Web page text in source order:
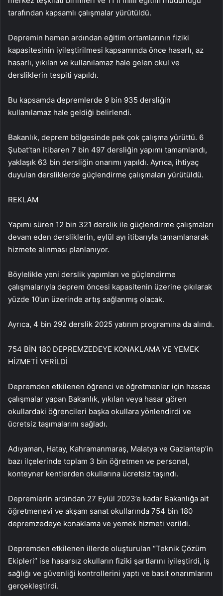
tarafından kapsamlı çalışmalar yürütüldü.
Depremin hemen ardından eğitim ortamlarının fiziki
kapasitesinin iyileştirilmesi kapsamında önce hasarlı, az
hasarlı, yıkılan ve kullanılamaz hale gelen okul ve
dersliklerin tespiti yapıldı.
Bu kapsamda depremlerde 9 bin 935 dersliğin
kullanılamaz hale geldiği belirlendi.
Bakanlık, deprem bölgesinde pek çok çalışma yürüttü. 6
Şubat’tan itibaren 7 bin 497 dersliğin yapımı tamamlandı,
yaklaşık 63 bin dersliğin onarımı yapıldı. Ayrıca, ihtiyaç
duyulan dersliklerde güçlendirme çalışmaları yürütüldü.
REKLAM
Yapımı süren 12 bin 321 derslik ile güçlendirme çalışmaları
devam eden dersliklerin, eylül ayı itibarıyla tamamlanarak
hizmete alınması planlanıyor.
Böylelikle yeni derslik yapımları ve güçlendirme
çalışmalarıyla deprem öncesi kapasitenin üzerine çıkılarak
yüzde 10’un üzerinde artış sağlanmış olacak.
Ayrıca, 4 bin 292 derslik 2025 yatırım programına da alındı.
754 BİN 180 DEPREMZEDEYE KONAKLAMA VE YEMEK
HİZMETİ VERİLDİ
Depremden etkilenen öğrenci ve öğretmenler için hassas
çalışmalar yapan Bakanlık, yıkılan veya hasar gören
okullardaki öğrencileri başka okullara yönlendirdi ve
ücretsiz taşımalarını sağladı.
Adıyaman, Hatay, Kahramanmaraş, Malatya ve Gaziantep’in
bazı ilçelerinde toplam 3 bin öğretmen ve personel,
konteyner kentlerden okullarına ücretsiz taşındı.
Depremlerin ardından 27 Eylül 2023’e kadar Bakanlığa ait
öğretmenevi ve akşam sanat okullarında 754 bin 180
depremzedeye konaklama ve yemek hizmeti verildi.
Depremden etkilenen illerde oluşturulan “Teknik Çözüm
Ekipleri” ise hasarsız okulların fiziki şartlarını iyileştirdi, iş
sağlığı ve güvenliği kontrollerini yaptı ve basit onarımlarını
gerçekleştirdi.